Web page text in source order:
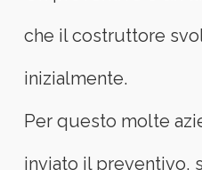
che il costruttore
inizialmente.
Per questo molte
inviato il preventivo,